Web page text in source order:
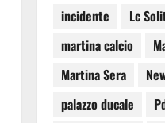
incidente
Lc
martina calcio
Martina Sera
palazzo ducale